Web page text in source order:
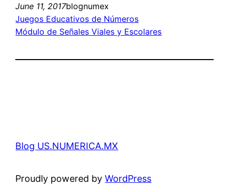
June 11, 2017blognumex
Juegos Educativos de Números
Módulo de Señales Viales y Escolares
Blog US.NUMERICA.MX
Proudly powered byWordPress